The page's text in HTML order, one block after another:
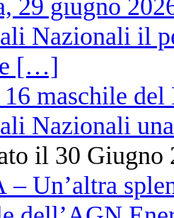
maschile
Nazionali
il 30 Giugno